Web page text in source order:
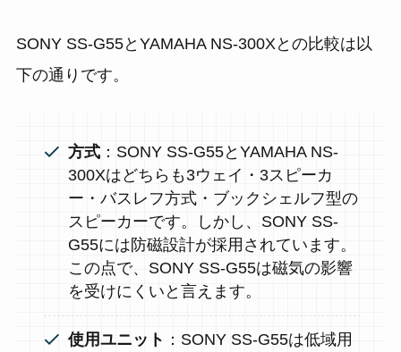
SONY SS-G55とYAMAHA NS-300Xとの比較は以
下の通りです。
方式 ：SONY SS-G55とYAMAHA NS-
300Xはどちらも3ウェイ・3スピーカ
ー・バスレフ方式・ブックシェルフ型の
スピーカーです。しかし、SONY SS-
G55には防磁設計が採用されています。
この点で、SONY SS-G55は磁気の影響
を受けにくいと言えます。
使用ユニット ：SONY SS-G55は低域用